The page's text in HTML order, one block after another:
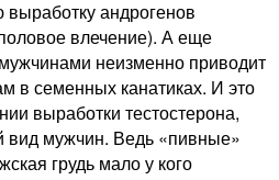
андрогенов
влечение). А еще
неизменно приводит
в семенных канатиках. И это
выработки тестостерона,
вид мужчин. Ведь «пивные»
грудь мало у кого